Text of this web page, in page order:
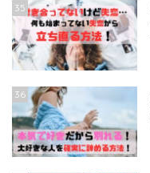
35
36